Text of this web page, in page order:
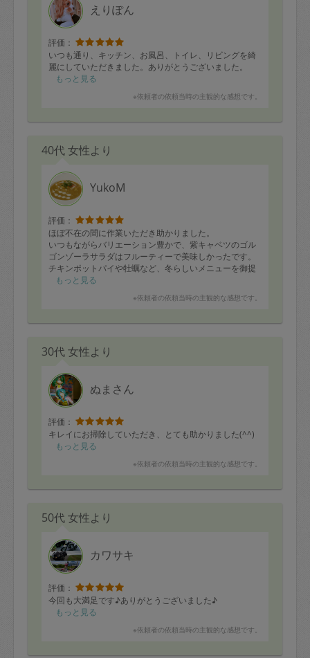
えりぽん
評価：
いつも通り、キッチン、お風呂、トイレ、リビングを綺
麗にしていただきました。ありがとうございました。
もっと見る
※依頼者の依頼当時の主観的な感想です。
40代 女性より
YukoM
評価：
ほぼ不在の間に作業いただき助かりました。
いつもながらバリエーション豊かで、紫キャベツのゴル
ゴンゾーラサラダはフルーティーで美味しかったです。
チキンポットパイや牡蠣など、冬らしいメニューを御提
案頂き嬉しかったです！
もっと見る
※依頼者の依頼当時の主観的な感想です。
30代 女性より
ぬまさん
評価：
キレイにお掃除していただき、とても助かりました(^^)
もっと見る
※依頼者の依頼当時の主観的な感想です。
50代 女性より
カワサキ
評価：
今回も大満足です♪ありがとうございました♪
もっと見る
※依頼者の依頼当時の主観的な感想です。